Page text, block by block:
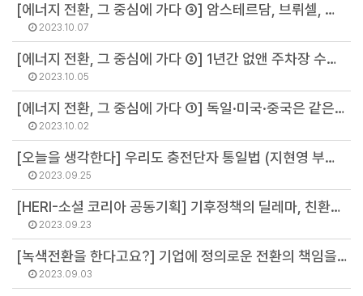
[에너지 전환, 그 중심에 가다 ③] 암스테르담, 브뤼셀, 오스틴의 '도넛 실험'은 성공할까 (지현영 부소장)
2023.10.07
[에너지 전환, 그 중심에 가다 ②] 1년간 없앤 주차장 수만 1300개... 이 도시의 야심찬 목표 (고이지선 지역전환팀 선임연구원)
2023.10.05
[에너지 전환, 그 중심에 가다 ①] 독일·미국·중국은 같은 길 가는데, 한국만 '역주행' (이유진 소장)
2023.10.02
[오늘을 생각한다] 우리도 충전단자 통일법 (지현영 부소장)
2023.09.25
[HERI-소셜 코리아 공동기획] 기후정책의 딜레마, 친환경 정책은 부유층에 이롭다? (김병권 연구위원)
2023.09.23
[녹색전환을 한다고요?] 기업에 정의로운 전환의 책임을 묻다 (김우창 연구원)
2023.09.03